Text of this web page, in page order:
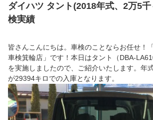
ダイハツ タント(2018年式、2万5
検実績
皆さんこんにちは。車検のことならお任せ
車検箕輪店」です！本日はタント（DBA-
を実施しましたので、ご紹介いたします。年
が29394キロでの入庫となります。